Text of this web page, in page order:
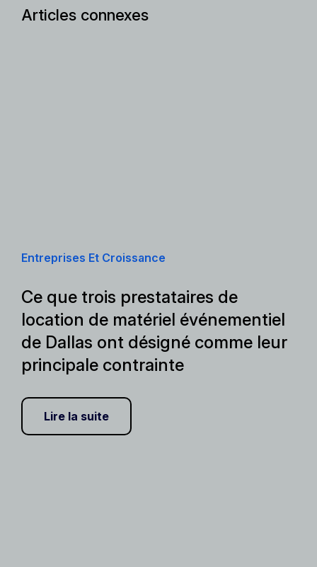
Articles connexes
Entreprises Et Croissance
Ce que trois prestataires de
location de matériel événementiel
de Dallas ont désigné comme leur
principale contrainte
Lire la suite